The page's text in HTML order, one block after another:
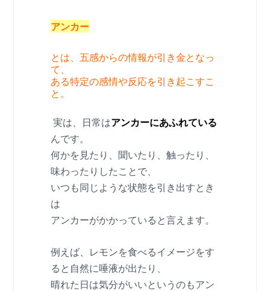
アンカー
とは、五感からの情報が引き金となっ
て、
ある特定の感情や反応を引き起こすこ
と。
実は、日常はアンカーにあふれている
んです。
何かを見たり、聞いたり、触ったり、
味わったりしたことで、
いつも同じような状態を引き出すとき
は
アンカーがかかっていると言えます。
例えば、レモンを食べるイメージをす
ると自然に唾液が出たり、
晴れた日は気分がいいというのもアン